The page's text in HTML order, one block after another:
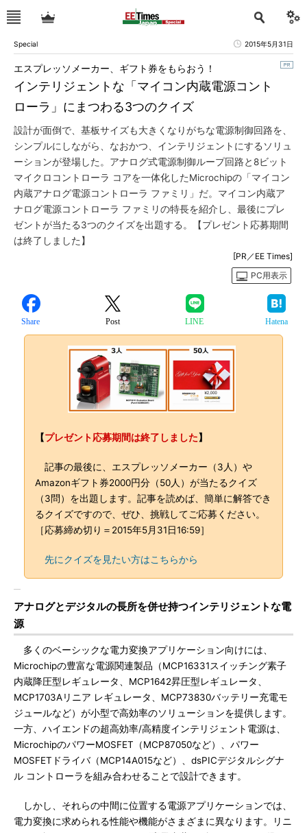
Special 2015年5月31日
インテリジェントな「マイコン内蔵電源コント
ローラ」にまつわる3つのクイズ
エスプレッソメーカー、ギフト券をもらおう！
設計が面倒で、基板サイズも大きくなりがちな電源制御回路を、
シンプルにしながら、なおかつ、インテリジェントにするソリュ
ーションが登場した。アナログ式電源制御ループ回路と8ビット
マイクロコントローラ コアを一体化したMicrochipの「マイコン
内蔵アナログ電源コントローラ ファミリ」だ。マイコン内蔵ア
ナログ電源コントローラ ファミリの特長を紹介し、最後にプレ
ゼントが当たる3つのクイズを出題する。【プレゼント応募期間
は終了しました】
[PR／EE Times]
PC用表示
Share Post LINE Hatena
【プレゼント応募期間は終了しました】
記事の最後に、エスプレッソメーカー（3人）や
Amazonギフト券2000円分（50人）が当たるクイズ
（3問）を出題します。記事を読めば、簡単に解答でき
るクイズですので、ぜひ、挑戦してご応募ください。
［応募締め切り＝2015年5月31日16:59］
先にクイズを見たい方はこちらから
アナログとデジタルの長所を併せ持つインテリジェントな電
源
多くのベーシックな電力変換アプリケーション向けには、
Microchipの豊富な電源関連製品（MCP16331スイッチング素子
内蔵降圧型レギュレータ、MCP1642昇圧型レギュレータ、
MCP1703Aリニア レギュレータ、MCP73830バッテリー充電モ
ジュールなど）が小型で高効率のソリューションを提供します。
一方、ハイエンドの超高効率/高精度インテリジェント電源は、
MicrochipのパワーMOSFET（MCP87050など）、パワー
MOSFETドライバ（MCP14A015など）、dsPICデジタルシグナ
ル コントローラを組み合わせることで設計できます。
しかし、それらの中間に位置する電源アプリケーションでは、
電力変換に求められる性能や機能がさまざまに異なります。リニ